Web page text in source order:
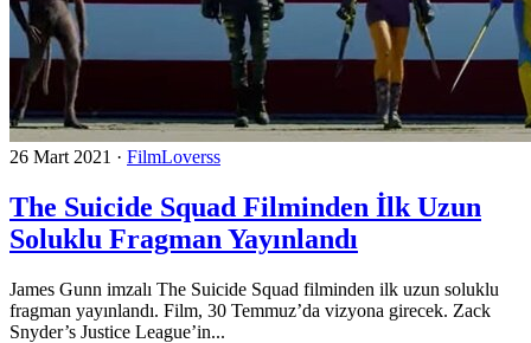
26 Mart 2021 · FilmLoverss
The Suicide Squad Filminden İlk Uzun
Soluklu Fragman Yayınlandı
James Gunn imzalı The Suicide Squad filminden ilk uzun soluklu
fragman yayınlandı. Film, 30 Temmuz’da vizyona girecek. Zack
Snyder’s Justice League’in...